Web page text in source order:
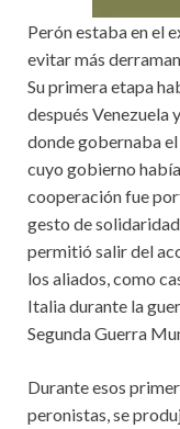
Perón estaba en el
evitar más
Su primera etapa
después Venezuela
donde gobernaba
cuyo gobierno
cooperación fue
gesto de
permitió salir del
los aliados, como
Italia durante la
Segunda Guerra
Durante esos
peronistas, se